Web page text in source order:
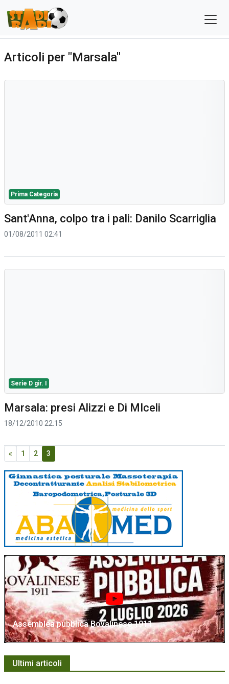
Articoli per "Marsala"
Prima Categoria
Sant'Anna, colpo tra i pali: Danilo Scarriglia
01/08/2011 02:41
Serie D gir. I
Marsala: presi Alizzi e Di MIceli
18/12/2010 22:15
« 1 2 3
Assemblea pubblica Bovalinese 1911
Ultimi articoli